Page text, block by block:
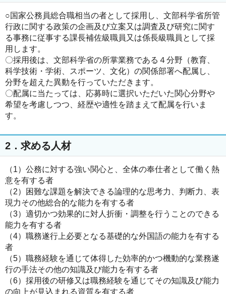
○国家公務員総合職相当の者として採用し、文部科学省所管
行政に関する政策の企画及び立案又は調査及び研究に関す
る事務に従事する課長補佐級職員又は係長級職員として採
用します。
〇採用後は、文部科学省の所掌業務である４分野（教育、
科学技術・学術、スポーツ、文化）の関係部署へ配属し、
分野を超えた異動を行っていただきます。
〇配属に当たっては、応募時に選択いただいた関心分野や
希望を考慮しつつ、経歴や適性を踏まえて配属を行いま
す。
2．求める人材
（1）公務に対する強い関心と、全体の奉仕者として働く熱
意を有する者
（2）困難な課題を解決できる論理的な思考力、判断力、表
現力その他総合的な能力を有する者
（3）適切かつ効果的に対人折衝・調整を行うことのできる
能力を有する者
（4）職務遂行上必要となる基礎的な外国語の能力を有する
者
（5）職務経験を通じて体得した効率的かつ機動的な業務遂
行の手法その他の知識及び能力を有する者
（6）採用後の研修又は職務経験を通じてその知識及び能力
の向上が見込まれる資質を有する者